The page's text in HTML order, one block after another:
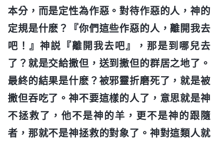
本分，而是定性為作惡。對待作惡的人，神的
定規是什麽？『你們這些作惡的人，離開我去
吧！』神説『離開我去吧』，那是到哪兒去
了？就是交給撒但，送到撒但的群居之地了。
最終的結果是什麽？被邪靈折磨死了，就是被
撒但吞吃了。神不要這樣的人了，意思就是神
不拯救了，他不是神的羊，更不是神的跟隨
者，那就不是神拯救的對象了。神對這類人就